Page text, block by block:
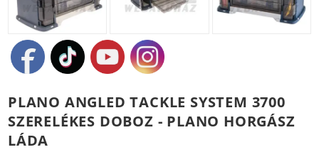
PLANO ANGLED TACKLE SYSTEM 3700
SZERELÉKES DOBOZ - PLANO HORGÁSZ
LÁDA